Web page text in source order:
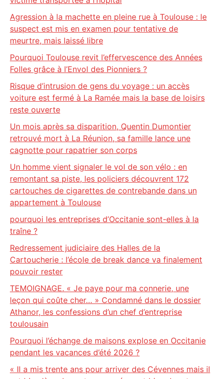
Agression à la machette en pleine rue à Toulouse : le
suspect est mis en examen pour tentative de
meurtre, mais laissé libre
Pourquoi Toulouse revit l’effervescence des Années
Folles grâce à l’Envol des Pionniers ?
Risque d’intrusion de gens du voyage : un accès
voiture est fermé à La Ramée mais la base de loisirs
reste ouverte
Un mois après sa disparition, Quentin Dumontier
retrouvé mort à La Réunion, sa famille lance une
cagnotte pour rapatrier son corps
Un homme vient signaler le vol de son vélo : en
remontant sa piste, les policiers découvrent 172
cartouches de cigarettes de contrebande dans un
appartement à Toulouse
pourquoi les entreprises d’Occitanie sont-elles à la
traîne ?
Redressement judiciaire des Halles de la
Cartoucherie : l’école de break dance va finalement
pouvoir rester
TEMOIGNAGE. « Je paye pour ma connerie, une
leçon qui coûte cher… » Condamné dans le dossier
Athanor, les confessions d’un chef d’entreprise
toulousain
Pourquoi l’échange de maisons explose en Occitanie
pendant les vacances d’été 2026 ?
« Il a mis trente ans pour arriver des Cévennes mais il